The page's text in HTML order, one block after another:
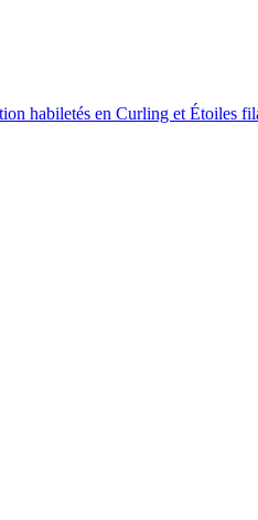
habiletés en Curling et Étoiles